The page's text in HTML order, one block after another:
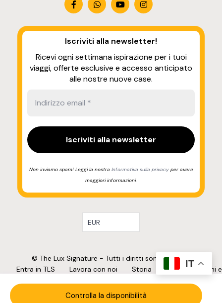
Iscriviti alla newsletter!
Ricevi ogni settimana ispirazione per i tuoi
viaggi, offerte esclusive e accesso anticipato
alle nostre nuove case.
Non inviamo spam! Leggi la nostra Informativa sulla privacyper avere
maggiori informazioni.
EUR
© The Lux Signature - Tutti i diritti sono riservati.
Entra in TLS
Lavora con noi Storia FAQ
Termini e
IT
Controlla la disponibilità